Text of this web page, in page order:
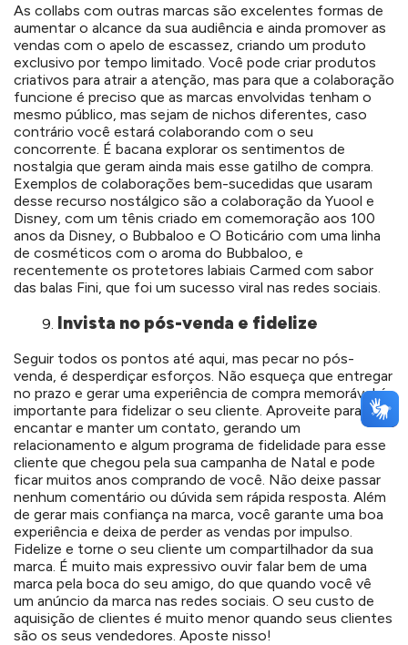
As collabs com outras marcas são excelentes formas de
aumentar o alcance da sua audiência e ainda promover as
vendas com o apelo de escassez, criando um produto
exclusivo por tempo limitado. Você pode criar produtos
criativos para atrair a atenção, mas para que a colaboração
funcione é preciso que as marcas envolvidas tenham o
mesmo público, mas sejam de nichos diferentes, caso
contrário você estará colaborando com o seu
concorrente. É bacana explorar os sentimentos de
nostalgia que geram ainda mais esse gatilho de compra.
Exemplos de colaborações bem-sucedidas que usaram
desse recurso nostálgico são a colaboração da Yuool e
Disney, com um tênis criado em comemoração aos 100
anos da Disney, o Bubbaloo e O Boticário com uma linha
de cosméticos com o aroma do Bubbaloo, e
recentemente os protetores labiais Carmed com sabor
das balas Fini, que foi um sucesso viral nas redes sociais.
Invista no pós-venda e fidelize
Seguir todos os pontos até aqui, mas pecar no pós-
venda, é desperdiçar esforços. Não esqueça que entregar
no prazo e gerar uma experiência de compra memorável é
importante para fidelizar o seu cliente. Aproveite para
encantar e manter um contato, gerando um
relacionamento e algum programa de fidelidade para esse
cliente que chegou pela sua campanha de Natal e pode
ficar muitos anos comprando de você. Não deixe passar
nenhum comentário ou dúvida sem rápida resposta. Além
de gerar mais confiança na marca, você garante uma boa
experiência e deixa de perder as vendas por impulso.
Fidelize e torne o seu cliente um compartilhador da sua
marca. É muito mais expressivo ouvir falar bem de uma
marca pela boca do seu amigo, do que quando você vê
um anúncio da marca nas redes sociais. O seu custo de
aquisição de clientes é muito menor quando seus clientes
são os seus vendedores. Aposte nisso!